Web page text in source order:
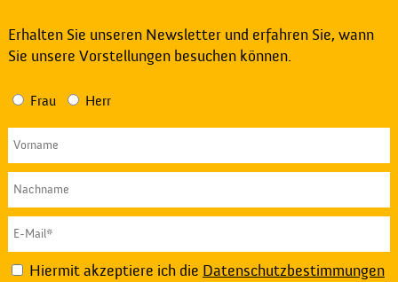
Erhalten Sie unseren Newsletter und erfahren Sie, wann
Sie unsere Vorstellungen besuchen können.
Frau Herr
Hiermit akzeptiere ich die Datenschutzbestimmungen